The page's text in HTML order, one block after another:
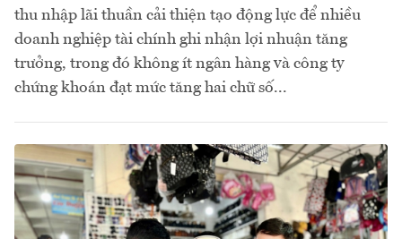
thu nhập lãi thuần cải thiện tạo động lực để nhiều
doanh nghiệp tài chính ghi nhận lợi nhuận tăng
trưởng, trong đó không ít ngân hàng và công ty
chứng khoán đạt mức tăng hai chữ số...